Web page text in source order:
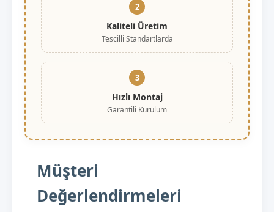
2
Kaliteli Üretim
Tescilli Standartlarda
3
Hızlı Montaj
Garantili Kurulum
Müşteri
Değerlendirmeleri